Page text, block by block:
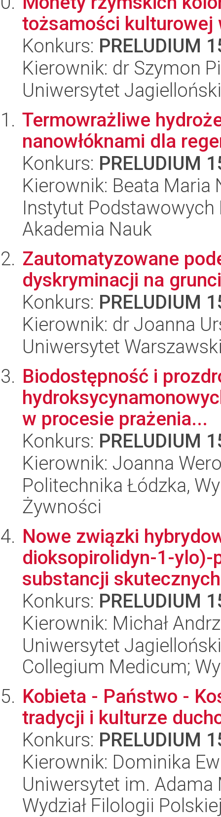
tożsamości kulturowej
Konkurs: PRELUDIUM
Kierownik: dr Szymon
Uniwersytet
Termowrażliwe
nanowłóknami dla
Konkurs: PRELUDIUM
Kierownik: Beata Maria
Instytut
Akademia Nauk
Zautomatyzowane
dyskryminacji na
Konkurs: PRELUDIUM
Kierownik: dr Joanna
Uniwersytet
Biodostępność i
w procesie prażenia...
Konkurs: PRELUDIUM
Kierownik: Joanna
Politechnika Łódzka,
Żywności
Nowe związki
dioksopirolidyn-1-ylo)-
substancji
Konkurs: PRELUDIUM
Kierownik: Michał
Uniwersytet
Collegium Medicum;
Kobieta - Państwo -
tradycji i kulturze
Konkurs: PRELUDIUM
Kierownik: Dominika
Uniwersytet im.
Wydział Filologii